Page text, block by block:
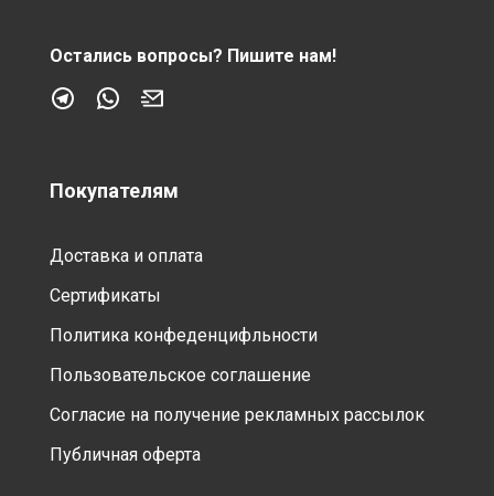
Остались вопросы? Пишите нам!
Покупателям
Доставка и оплата
Сертификаты
Политика конфеденцифльности
Пользовательское соглашение
Согласие на получение рекламных рассылок
Публичная оферта